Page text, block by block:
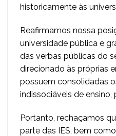
historicamente às
Reafirmamos nossa
universidade pública e
das verbas públicas do
direcionado às próprias
possuem consolidadas
indissociáveis de ensino,
Portanto, rechaçamos
parte das IES, bem